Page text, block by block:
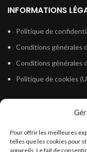
Pour offrir les meilleures
telles que les cookies pour
appareils. Le fait de
INFORMATIONS
Politique de
Conditions générales
Conditions générales
Politique de cookies
Législation Gasoil